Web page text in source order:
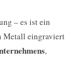
– es ist ein
Metall eingraviert
,